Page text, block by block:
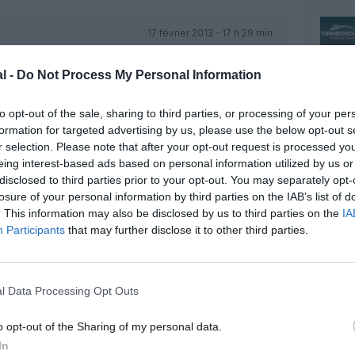
- Do Not Process My Personal Information
opt-out of the sale, sharing to third parties, or processing of your
for targeted advertising by us, please use the below opt-out
selection. Please note that after your opt-out request is processed
interest-based ads based on personal information utilized by us
to third parties prior to your opt-out. You may separately
of your personal information by third parties on the IAB’s list of
This information may also be disclosed by us to third parties on the
Participants that may further disclose it to other third parties.
Data Processing Opt Outs
opt-out of the Sharing of my personal data.
17 février 2013 - 17 h 29 min
pour former ses mécanos sur ATR
très bonne gestion à la Air France !
et après on demande aux salariés de
payer la facture…
RÉPONDRE
17 février 2013 - 19 h 46 min
informations sur Techaerofofo svp?
RÉPONDRE
fournir des documents